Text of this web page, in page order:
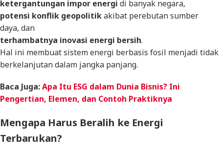
ketergantungan impor energi di banyak negara,
potensi konflik geopolitikakibat perebutan sumber
daya, dan
terhambatnya inovasi energi bersih.
Hal ini membuat sistem energi berbasis fosil menjadi tidak
berkelanjutan dalam jangka panjang.
Baca Juga:Apa Itu ESG dalam Dunia Bisnis? Ini
Pengertian, Elemen, dan Contoh Praktiknya
Mengapa Harus Beralih ke Energi
Terbarukan?